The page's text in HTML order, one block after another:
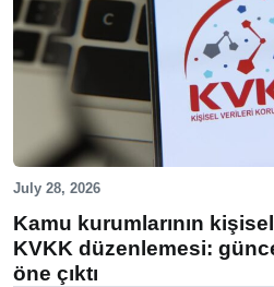
July 28, 2026
Kamu kurumlarının
KVKK düzenlemesi:
öne çıktı